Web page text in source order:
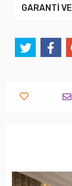
GARANTİ